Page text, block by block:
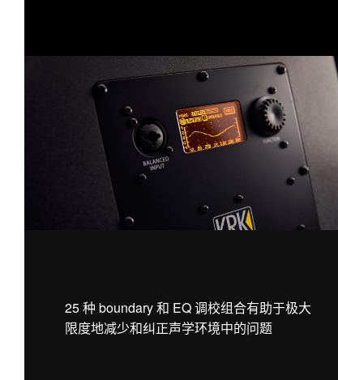
25 种 boundary 和 EQ 调校组合有助于极大
限度地减少和纠正声学环境中的问题